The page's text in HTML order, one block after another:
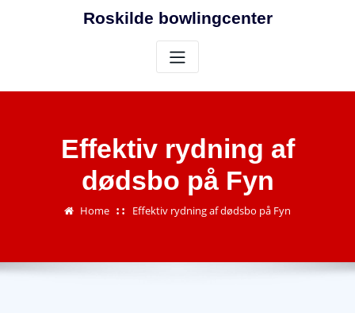
Roskilde bowlingcenter
Effektiv rydning af
dødsbo på Fyn
Home Effektiv rydning af dødsbo på Fyn